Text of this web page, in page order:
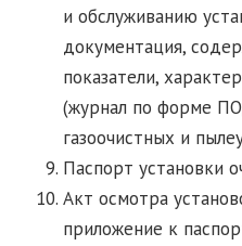
и обслуживанию
документация,
показатели,
(журнал по форме
газоочистных и
Паспорт установки
Акт осмотра
приложение к